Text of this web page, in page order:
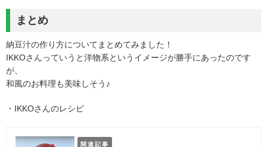
まとめ
納豆汁の作り方についてまとめてみました！
IKKOさんっていうと洋物系というイメージが勝手にあったのです
が、
和風のお料理も美味しそう♪
・IKKOさんのレシピ
関連記事